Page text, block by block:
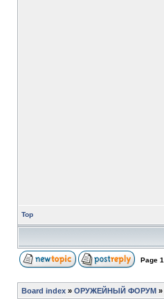
Top
Page 1
Board index » ОРУЖЕЙНЫЙ ФОРУМ »